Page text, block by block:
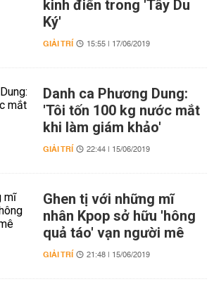
kinh điển trong 'Tây Du
Ký'
GIẢI TRÍ 15:55 | 17/06/2019
Danh ca Phương Dung:
'Tôi tốn 100 kg nước mắt
khi làm giám khảo'
GIẢI TRÍ 22:44 | 15/06/2019
Ghen tị với những mĩ
nhân Kpop sở hữu 'hông
quả táo' vạn người mê
GIẢI TRÍ 21:48 | 15/06/2019